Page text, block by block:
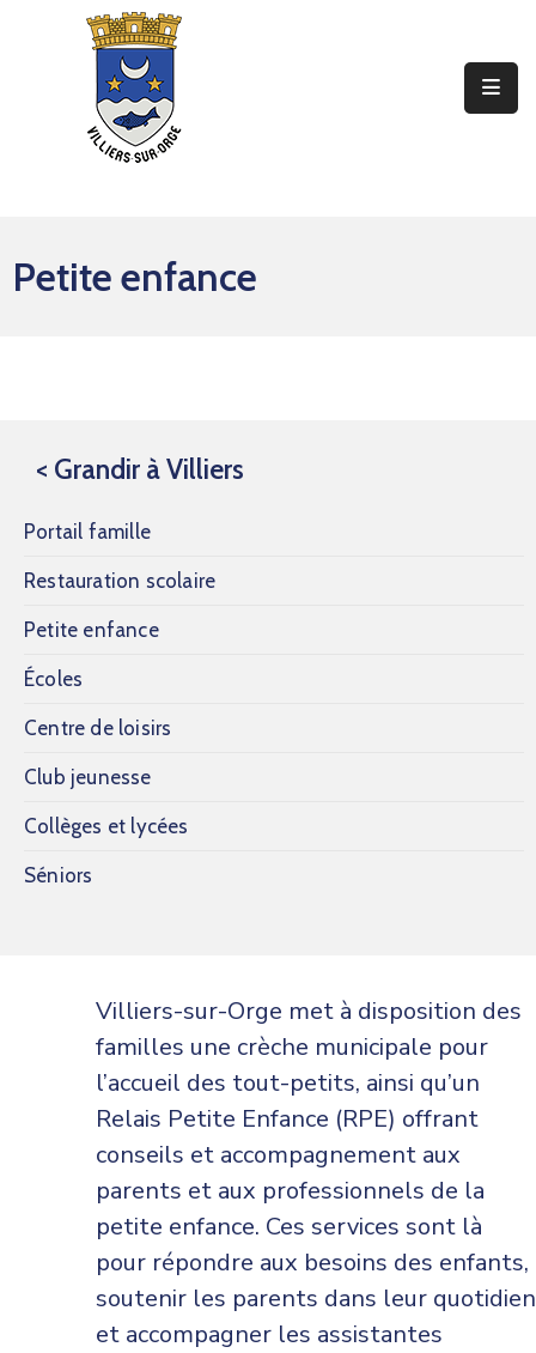
Mes
Petite enfance
< Grandir à Villiers
Portail famille
Restauration scolaire
Petite enfance
Écoles
Centre de loisirs
Club jeunesse
Collèges et lycées
Séniors
Villiers-sur-Orge met à disposition des
familles une crèche municipale pour
l’accueil des tout-petits, ainsi qu’un
Relais Petite Enfance (RPE) offrant
conseils et accompagnement aux
parents et aux professionnels de la
petite enfance. Ces services sont là
pour répondre aux besoins des enfants,
soutenir les parents dans leur quotidien
et accompagner les assistantes